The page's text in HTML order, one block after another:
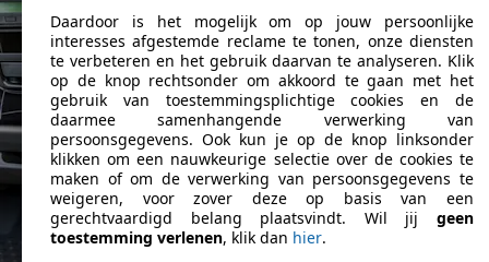
Daardoor is het mogelijk om op jouw persoonlijke
interesses afgestemde reclame te tonen, onze diensten
te verbeteren en het gebruik daarvan te analyseren. Klik
op de knop rechtsonder om akkoord te gaan met het
gebruik van toestemmingsplichtige cookies en de
daarmee samenhangende verwerking van
persoonsgegevens. Ook kun je op de knop linksonder
klikken om een nauwkeurige selectie over de cookies te
maken of om de verwerking van persoonsgegevens te
weigeren, voor zover deze op basis van een
gerechtvaardigd belang plaatsvindt. Wil jij geen
toestemming verlenen, klik dan hier.